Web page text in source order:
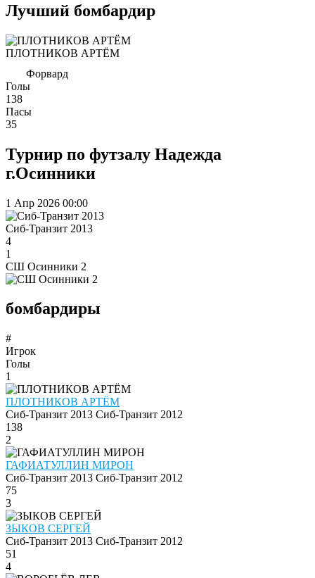
Лучший бомбардир
ПЛОТНИКОВ АРТЁМ
Форвард
Голы
138
Пасы
35
Турнир по футзалу Надежда
г.Осинники
1 Апр 2026 00:00
Сиб-Транзит 2013
4
1
СШ Осинники 2
бомбардиры
#
Игрок
Голы
1
ПЛОТНИКОВ АРТЁМ
Сиб-Транзит 2013 Сиб-Транзит 2012
138
2
ГАФИАТУЛЛИН МИРОН
Сиб-Транзит 2013 Сиб-Транзит 2012
75
3
ЗЫКОВ СЕРГЕЙ
Сиб-Транзит 2013 Сиб-Транзит 2012
51
4